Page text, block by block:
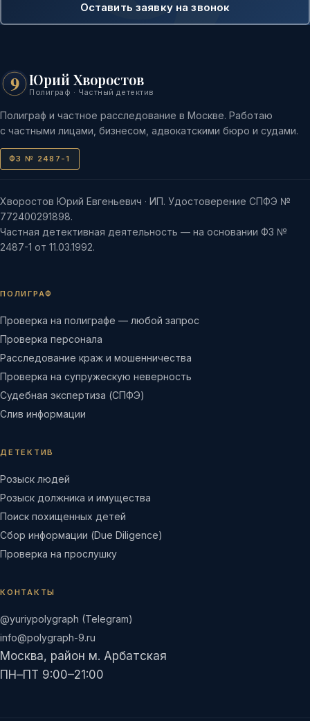
Оставить заявку на звонок
9 Юрий Хворостов
Полиграф · Частный детектив
Полиграф и частное расследование в Москве. Работаю
с частными лицами, бизнесом, адвокатскими бюро и судами.
ФЗ № 2487-1
Хворостов Юрий Евгеньевич · ИП. Удостоверение СПФЭ №
772400291898.
Частная детективная деятельность — на основании ФЗ №
2487-1 от 11.03.1992.
ПОЛИГРАФ
Проверка на полиграфе — любой запрос
Проверка персонала
Расследование краж и мошенничества
Проверка на супружескую неверность
Судебная экспертиза (СПФЭ)
Слив информации
ДЕТЕКТИВ
Розыск людей
Розыск должника и имущества
Поиск похищенных детей
Сбор информации (Due Diligence)
Проверка на прослушку
КОНТАКТЫ
@yuriypolygraph (Telegram)
info@polygraph-9.ru
Москва, район м. Арбатская
ПН–ПТ 9:00–21:00